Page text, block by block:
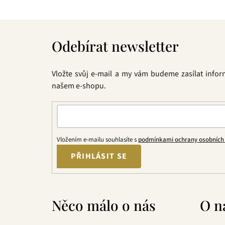
Odebírat newsletter
Vložte svůj e-mail a my vám budeme zasílat
našem e-shopu.
Vložením e-mailu souhlasíte s podmínkami ochrany
PŘIHLÁSIT SE
Něco málo o nás O